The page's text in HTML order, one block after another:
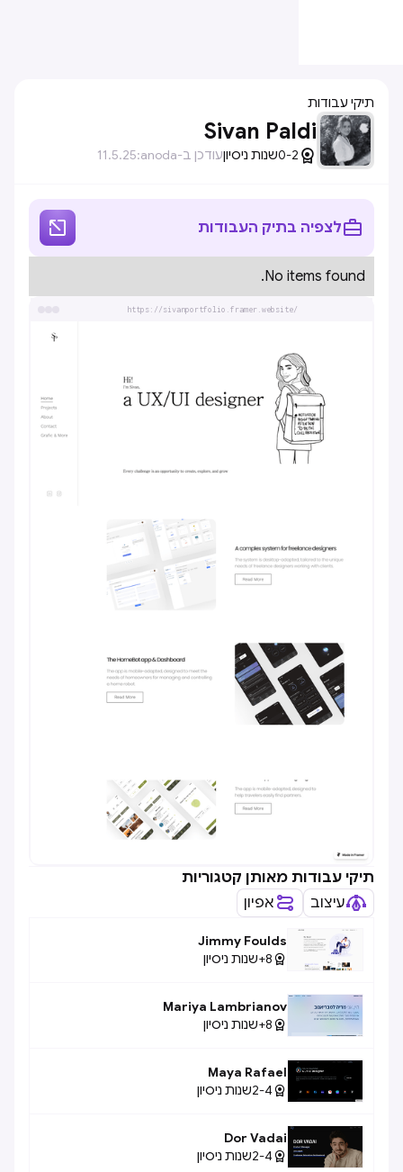
תיקי עבודות
Sivan Paldi

0-2שנות ניסיוןעודכן ב-anoda: 11.5.25
לצפיה בתיק העבודות 
No items found.
https://sivanportfolio.framer.website/
תיקי עבודות מאותן קטגוריות
עיצוב
אפיון
Jimmy Foulds

8+ שנות ניסיון
Mariya Lambrianov

8+ שנות ניסיון
Maya Rafael

2-4שנות ניסיון
Dor Vadai

2-4שנות ניסיון